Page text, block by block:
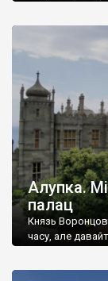
Алупка.
палац
Князь
часу, але